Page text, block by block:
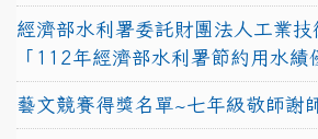
經濟部水利署委託財團法人工業技
「112年經濟部水利署節約用水績
藝文競賽得獎名單~七年級敬師謝